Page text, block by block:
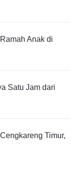
Anak di
Satu Jam dari
Timur,